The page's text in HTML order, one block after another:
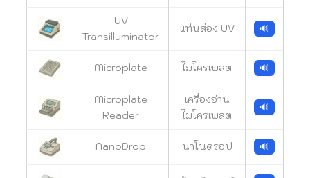
UV
Transilluminator
แท่นส่อง UV 🔊
Microplate ไมโครเพลต 🔊
Microplate
Reader
เครื่องอ่าน
ไมโครเพลต
🔊
NanoDrop นาโนดรอป 🔊